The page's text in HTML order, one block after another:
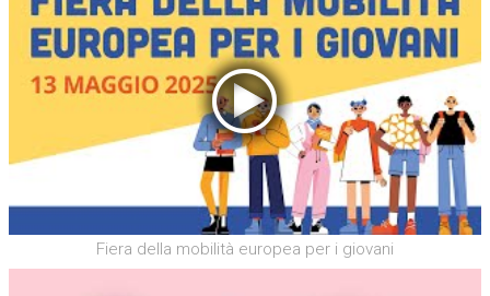
Fiera della mobilità europea per i giovani